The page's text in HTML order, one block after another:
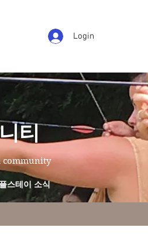
Login
티
community
스테이 소식